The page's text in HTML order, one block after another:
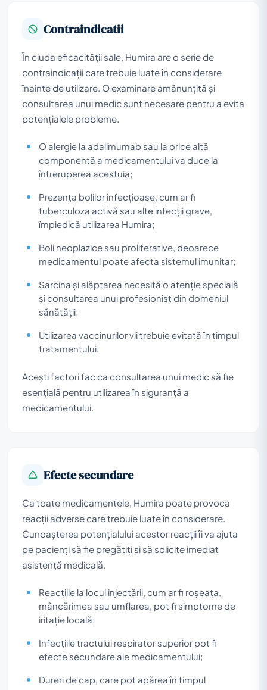
Contraindicatii
În ciuda eficacității sale, Humira are o serie de
contraindicații care trebuie luate în considerare
înainte de utilizare. O examinare amănunțită și
consultarea unui medic sunt necesare pentru a evita
potențialele probleme.
O alergie la adalimumab sau la orice altă
componentă a medicamentului va duce la
întreruperea acestuia;
Prezența bolilor infecțioase, cum ar fi
tuberculoza activă sau alte infecții grave,
împiedică utilizarea Humira;
Boli neoplazice sau proliferative, deoarece
medicamentul poate afecta sistemul imunitar;
Sarcina și alăptarea necesită o atenție specială
și consultarea unui profesionist din domeniul
sănătății;
Utilizarea vaccinurilor vii trebuie evitată în timpul
tratamentului.
Acești factori fac ca consultarea unui medic să fie
esențială pentru utilizarea în siguranță a
medicamentului.
Efecte secundare
Ca toate medicamentele, Humira poate provoca
reacții adverse care trebuie luate în considerare.
Cunoașterea potențialului acestor reacții îi va ajuta
pe pacienți să fie pregătiți și să solicite imediat
asistență medicală.
Reacțiile la locul injectării, cum ar fi roșeața,
mâncărimea sau umflarea, pot fi simptome de
iritație locală;
Infecțiile tractului respirator superior pot fi
efecte secundare ale medicamentului;
Dureri de cap, care pot apărea în timpul